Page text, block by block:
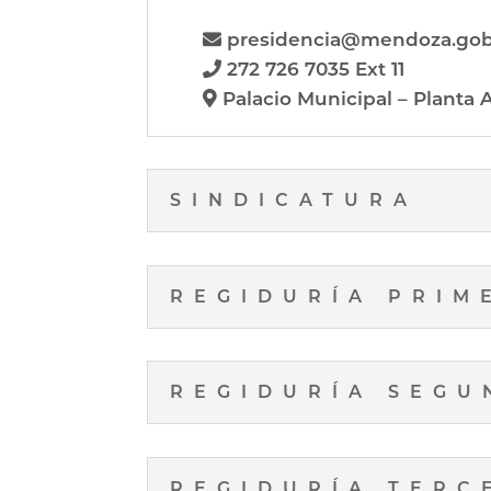
272 726 7035 Ext 11
Palacio Municipal – Planta
SINDICATURA
REGIDURÍA
REGIDURÍA